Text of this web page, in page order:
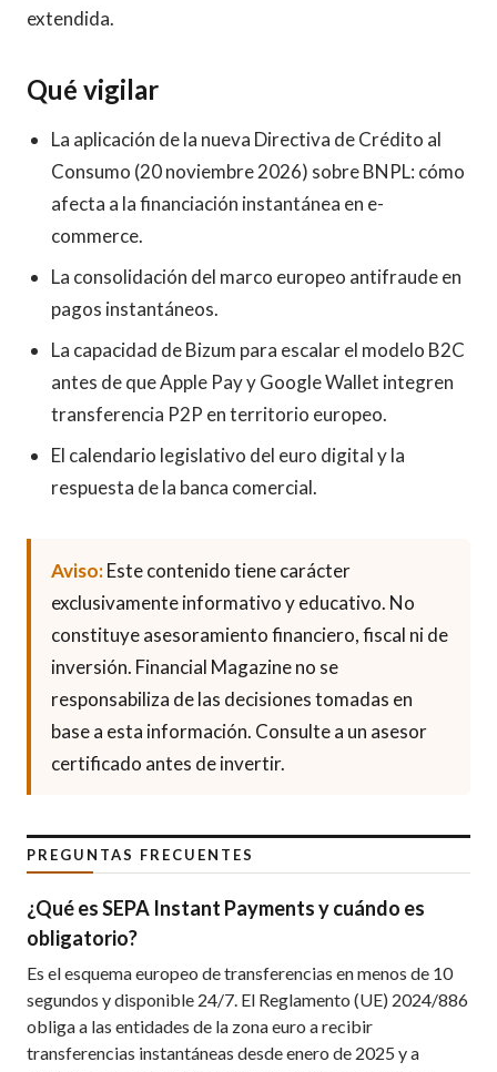
extendida.
Qué vigilar
La aplicación de la nueva Directiva de Crédito al
Consumo (20 noviembre 2026) sobre BNPL: cómo
afecta a la financiación instantánea en e-
commerce.
La consolidación del marco europeo antifraude en
pagos instantáneos.
La capacidad de Bizum para escalar el modelo B2C
antes de que Apple Pay y Google Wallet integren
transferencia P2P en territorio europeo.
El calendario legislativo del euro digital y la
respuesta de la banca comercial.
Aviso:Este contenido tiene carácter
exclusivamente informativo y educativo. No
constituye asesoramiento financiero, fiscal ni de
inversión. Financial Magazine no se
responsabiliza de las decisiones tomadas en
base a esta información. Consulte a un asesor
certificado antes de invertir.
PREGUNTAS FRECUENTES
¿Qué es SEPA Instant Payments y cuándo es
obligatorio?
Es el esquema europeo de transferencias en menos de 10
segundos y disponible 24/7. El Reglamento (UE) 2024/886
obliga a las entidades de la zona euro a recibir
transferencias instantáneas desde enero de 2025 y a